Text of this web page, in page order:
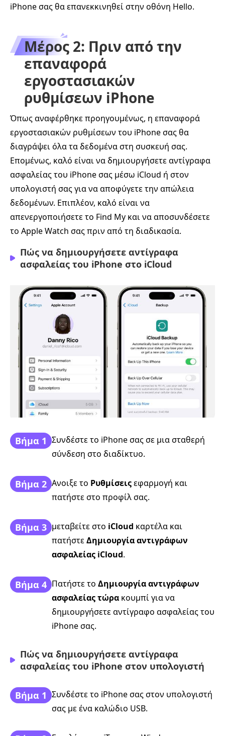
iPhone σας θα επανεκκινηθεί στην οθόνη Hello.
Μέρος 2: Πριν από την
επαναφορά
εργοστασιακών
ρυθμίσεων iPhone
Όπως αναφέρθηκε προηγουμένως, η επαναφορά
εργοστασιακών ρυθμίσεων του iPhone σας θα
διαγράψει όλα τα δεδομένα στη συσκευή σας.
Επομένως, καλό είναι να δημιουργήσετε αντίγραφα
ασφαλείας του iPhone σας μέσω iCloud ή στον
υπολογιστή σας για να αποφύγετε την απώλεια
δεδομένων. Επιπλέον, καλό είναι να
απενεργοποιήσετε το Find My και να αποσυνδέσετε
το Apple Watch σας πριν από τη διαδικασία.
Πώς να δημιουργήσετε αντίγραφα
ασφαλείας του iPhone στο iCloud
Βήμα 1 Συνδέστε το iPhone σας σε μια σταθερή
σύνδεση στο διαδίκτυο.
Βήμα 2 Ανοιξε το Ρυθμίσειςεφαρμογή και
πατήστε στο προφίλ σας.
Βήμα 3 μεταβείτε στο iCloud καρτέλα και
πατήστεΔημιουργία αντιγράφων
ασφαλείας iCloud.
Βήμα 4 Πατήστε το Δημιουργία αντιγράφων
ασφαλείας τώρα κουμπί για να
δημιουργήσετε αντίγραφο ασφαλείας του
iPhone σας.
Πώς να δημιουργήσετε αντίγραφα
ασφαλείας του iPhone στον υπολογιστή
Βήμα 1 Συνδέστε το iPhone σας στον υπολογιστή
σας με ένα καλώδιο USB.